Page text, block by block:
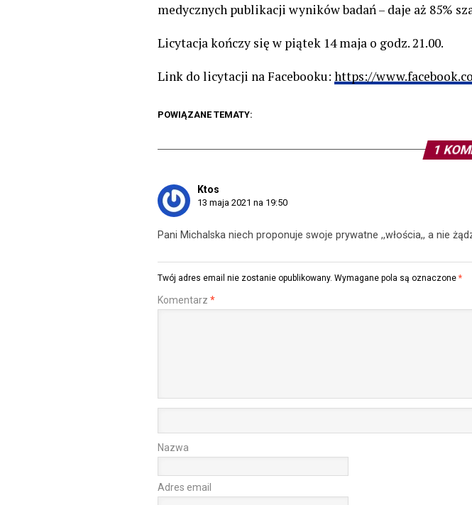
medycznych publikacji wyników badań – daje aż 85%
Licytacja kończy się w piątek 14 maja o godz. 21.00.
Link do licytacji na Facebooku: https://
POWIĄZANE TEMATY:
1
Ktos
13 maja 2021 na 19:50
Pani Michalska niech proponuje swoje prywatne ,,włościa,, a nie
Twój adres email nie zostanie opublikowany. Wymagane pola są oznaczone *
Komentarz *
Nazwa
Adres email